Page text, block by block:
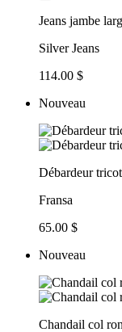
Jeans jambe
Silver Jeans
114.00 $
Nouveau
Débardeur
Fransa
65.00 $
Nouveau
Chandail col